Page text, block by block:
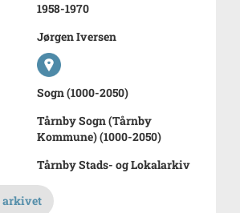
1958-1970
Jørgen Iversen
Sogn (1000-2050)
Tårnby Sogn (Tårnby
Kommune) (1000-2050)
Tårnby Stads- og Lokalarkiv
arkivet